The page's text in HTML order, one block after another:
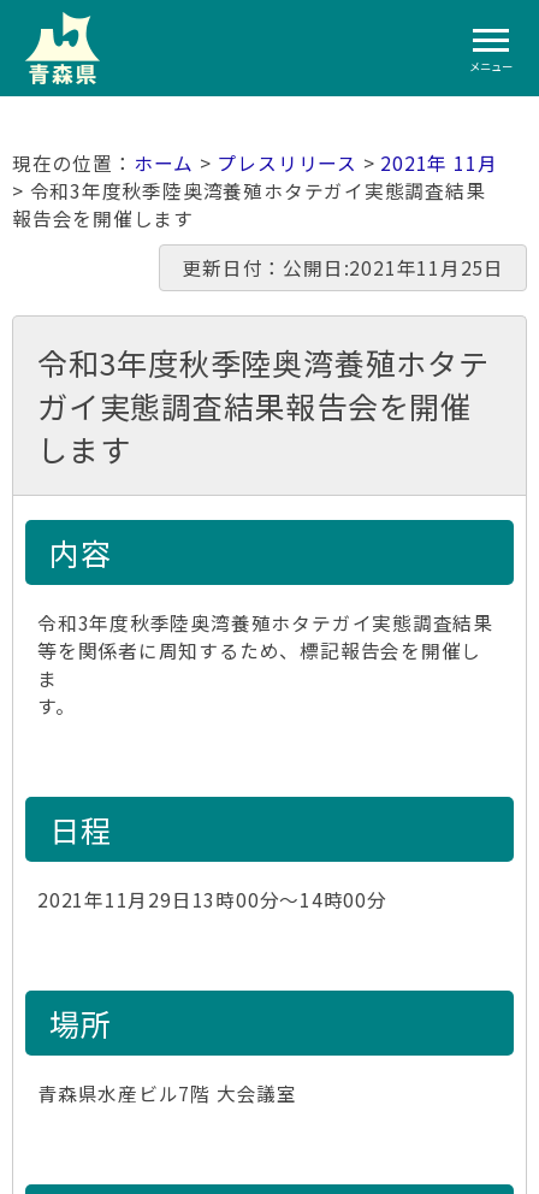
メニュー
ホーム > プレスリリース > 2021年 11月
> 令和3年度秋季陸奥湾養殖ホタテガイ実態調査結果
報告会を開催します
更新日付：公開日:2021年11月25日
令和3年度秋季陸奥湾養殖ホタテ
ガイ実態調査結果報告会を開催
します
内容
令和3年度秋季陸奥湾養殖ホタテガイ実態調査結果
等を関係者に周知するため、標記報告会を開催し
ま
す。
日程
2021年11月29日13時00分～14時00分
場所
青森県水産ビル7階 大会議室